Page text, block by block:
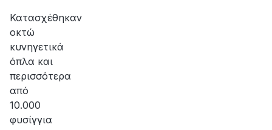
της
βλάβης
Κατασχέθηκαν
οκτώ
κυνηγετικά
όπλα και
περισσότερα
από
10.000
φυσίγγια